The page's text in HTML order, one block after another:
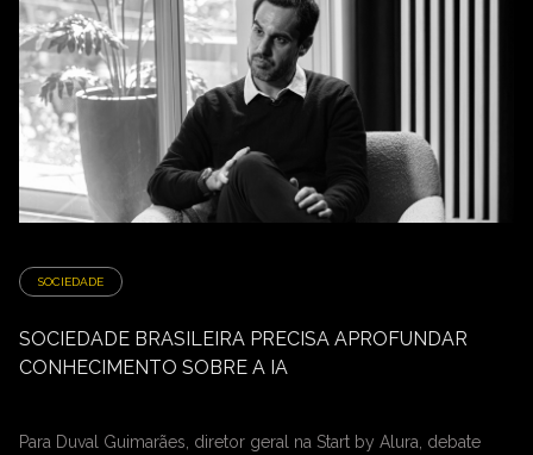
SOCIEDADE
SOCIEDADE BRASILEIRA PRECISA APROFUNDAR
CONHECIMENTO SOBRE A IA
Para Duval Guimarães, diretor geral na Start by Alura, debate